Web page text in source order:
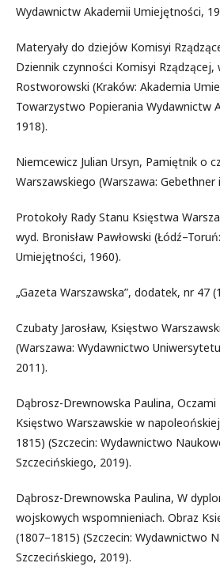
Wydawnictw Akademii Umiejętności,
Materyały do dziejów Komisyi
Dziennik czynności Komisyi Rządzącej,
Rostworowski (Kraków: Akademia
Towarzystwo Popierania Wydawnictw
1918).
Niemcewicz Julian Ursyn, Pamiętnik o
Warszawskiego (Warszawa: Gebethner
Protokoły Rady Stanu Księstwa
wyd. Bronisław Pawłowski
Umiejętności, 1960).
„Gazeta Warszawska”, dodatek, nr 47
Czubaty Jarosław, Księstwo
(Warszawa: Wydawnictwo
2011).
Dąbrosz-Drewnowska Paulina, Oczami
Księstwo Warszawskie w
1815) (Szczecin: Wydawnictwo
Szczecińskiego, 2019).
Dąbrosz-Drewnowska Paulina, W
wojskowych wspomnieniach. Obraz
(1807–1815) (Szczecin: Wydawnictwo
Szczecińskiego, 2019).